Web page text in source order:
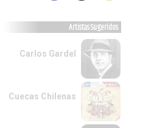
Artistas Sugeridos
Carlos Gardel
Cuecas Chilenas